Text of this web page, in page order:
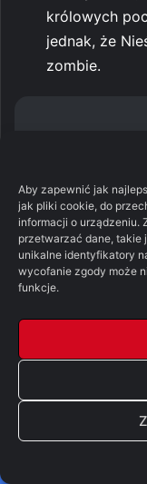
Aby zapewnić jak
jak pliki cookie, do
informacji o urządzeniu.
przetwarzać dane, takie
unikalne identyfikatory
wycofanie zgody może
funkcje.
królowych
jednak, że
zombie.
– W takim
Pyata Pree
Magnat
mówią ci,
ust
Wysłuchaj
które jedzą
dadzą. Nie